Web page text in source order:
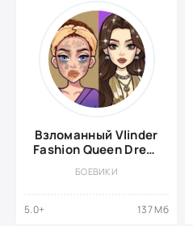
Взломанный Vlinder
Fashion Queen Dress
БОЕВИКИ
5.0+ 137 Мб